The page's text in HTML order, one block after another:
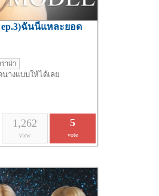
ฉันนี่แหละยอด
าม่า
างแบบให้ได้เลย
1,262
view
5
vote